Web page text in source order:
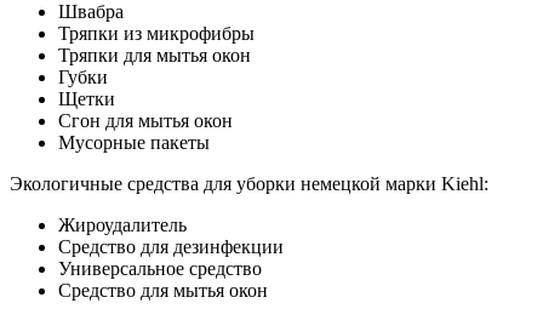
Швабра
Тряпки из микрофибры
Тряпки для мытья окон
Губки
Щетки
Сгон для мытья окон
Мусорные пакеты
Экологичные средства для уборки немецкой марки Kiehl:
Жироудалитель
Средство для дезинфекции
Универсальное средство
Средство для мытья окон